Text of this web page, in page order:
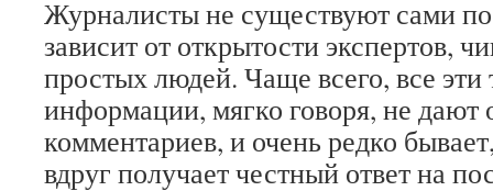
Журналисты не существуют сами по
зависит от открытости экспертов,
простых людей. Чаще всего, все эти
информации, мягко говоря, не дают
комментариев, и очень редко
вдруг получает честный ответ на